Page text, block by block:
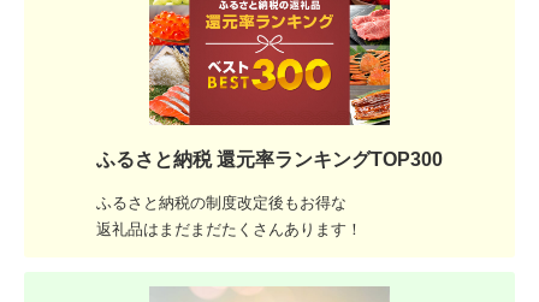
ふるさと納税 還元率ランキングTOP300
ふるさと納税の制度改定後もお得な
返礼品はまだまだたくさんあります！